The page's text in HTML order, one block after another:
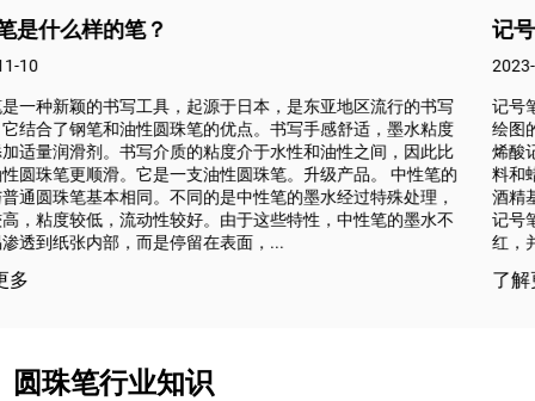
的书写
水粘度
因此比
性笔的
处理，
水不
记号笔和丙烯酸记号笔之间的五个主要区别。
记号笔和亚克力记号笔都是非常流行的绘图工具，虽然它们
绘图的绘图工具，但它们之间有很多明显的区别。以下是记
烯酸记号笔之间的五个主要区别： 1、材质：记号笔的主要
料和蜡，使记号笔颜色鲜艳，耐光性持久。记号笔使用油基
酒精基墨水。这些墨水通常含有油成分，有刺激性且易挥发
记号笔的主要成分是丙烯酸颜料，这使得亚克力记号笔的颜
红，并且能够提供良好的遮盖...
圆珠笔行业知识